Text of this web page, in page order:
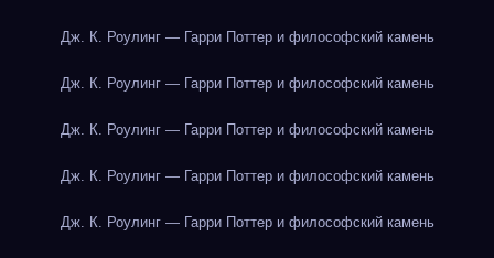
Дж. К. Роулинг — Гарри Поттер и философский камень
Дж. К. Роулинг — Гарри Поттер и философский камень
Дж. К. Роулинг — Гарри Поттер и философский камень
Дж. К. Роулинг — Гарри Поттер и философский камень
Дж. К. Роулинг — Гарри Поттер и философский камень